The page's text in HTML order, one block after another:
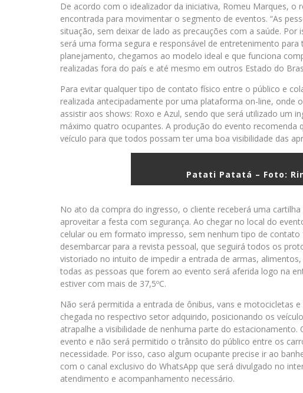
De acordo com o idealizador da iniciativa, Romeu Marques,
encontrada para movimentar o segmento de eventos. “As
situação, sem deixar de lado as precauções com a saúde.
será uma forma segura e responsável de entretenimento
planejamento, chegamos ao modelo ideal e que funciona
realizadas fora do país e até mesmo em outros Estado do
Para evitar qualquer tipo de contato físico entre o público e
realizada antecipadamente por uma plataforma on-line, onde
assistir aos shows: Roxo e Azul, sendo que será utilizado um
máximo quatro ocupantes. A produção do evento recomenda
veículo para que todos possam ter uma boa visibilidade das
Patati Patatá – Foto:
No ato da compra do ingresso, o cliente receberá uma
aproveitar a festa com segurança. Ao chegar no local do
celular ou em formato impresso, sem nenhum tipo de
desembarcar para a revista pessoal, que seguirá todos os
vistoriado no intuito de impedir a entrada de armas,
todas as pessoas que forem ao evento será aferida logo na
estiver com mais de 37,5ºC.
Não será permitida a entrada de ônibus, vans e motocicletas
chegada no respectivo setor adquirido, posicionando os
atrapalhe a visibilidade de nenhuma parte do
evento e não será permitido o trânsito do público entre os
necessidade. Por isso, caso algum ocupante precise ir ao
com o canal exclusivo do WhatsApp que será divulgado no
atendimento e acompanhamento necessário.